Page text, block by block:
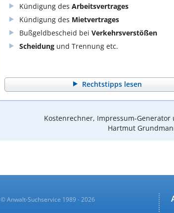
Kündigung des Arbeitsvertrages
Kündigung des Mietvertrages
Bußgeldbescheid bei Verkehrsverstößen
Scheidung und Trennung etc.
Rechtstipps lesen
Kostenrechner, Impressum-
Hartmut
© Anwalt-Suchservice 1989 - 2026